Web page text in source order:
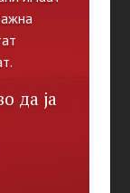
да ја